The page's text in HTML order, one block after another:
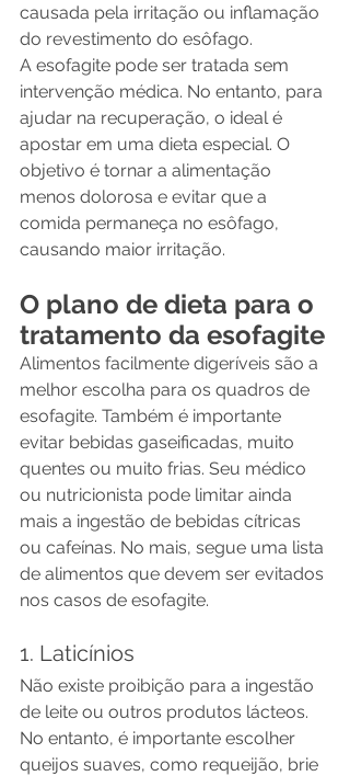
causada pela irritação ou inflamação
do revestimento do esôfago.
A esofagite pode ser tratada sem
intervenção médica. No entanto, para
ajudar na recuperação, o ideal é
apostar em uma dieta especial. O
objetivo é tornar a alimentação
menos dolorosa e evitar que a
comida permaneça no esôfago,
causando maior irritação.
O plano de dieta para o
tratamento da esofagite
Alimentos facilmente digeríveis são a
melhor escolha para os quadros de
esofagite. Também é importante
evitar bebidas gaseificadas, muito
quentes ou muito frias. Seu médico
ou nutricionista pode limitar ainda
mais a ingestão de bebidas cítricas
ou cafeínas. No mais, segue uma lista
de alimentos que devem ser evitados
nos casos de esofagite.
1. Laticínios
Não existe proibição para a ingestão
de leite ou outros produtos lácteos.
No entanto, é importante escolher
queijos suaves, como requeijão, brie